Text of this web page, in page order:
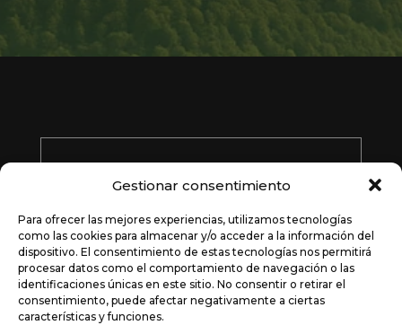
Gestionar consentimiento
Para ofrecer las mejores experiencias, utilizamos tecnologías
como las cookies para almacenar y/o acceder a la información del
dispositivo. El consentimiento de estas tecnologías nos permitirá
procesar datos como el comportamiento de navegación o las
identificaciones únicas en este sitio. No consentir o retirar el
consentimiento, puede afectar negativamente a ciertas
características y funciones.
NextGenerationEU
© 2025 Toroverde Parks S.L. |